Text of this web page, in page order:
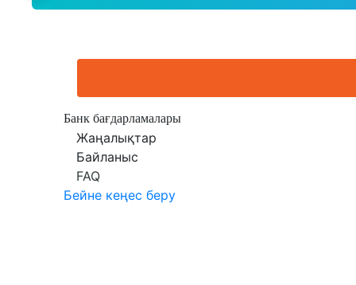
Банк бағдарламалары
Жаңалықтар
Байланыс
FAQ
Бейне кеңес беру